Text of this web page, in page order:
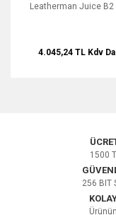
Leatherman Juice B2
4.045,24 TL Kdv
1500
256 BIT